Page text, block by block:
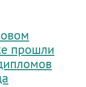
прошли